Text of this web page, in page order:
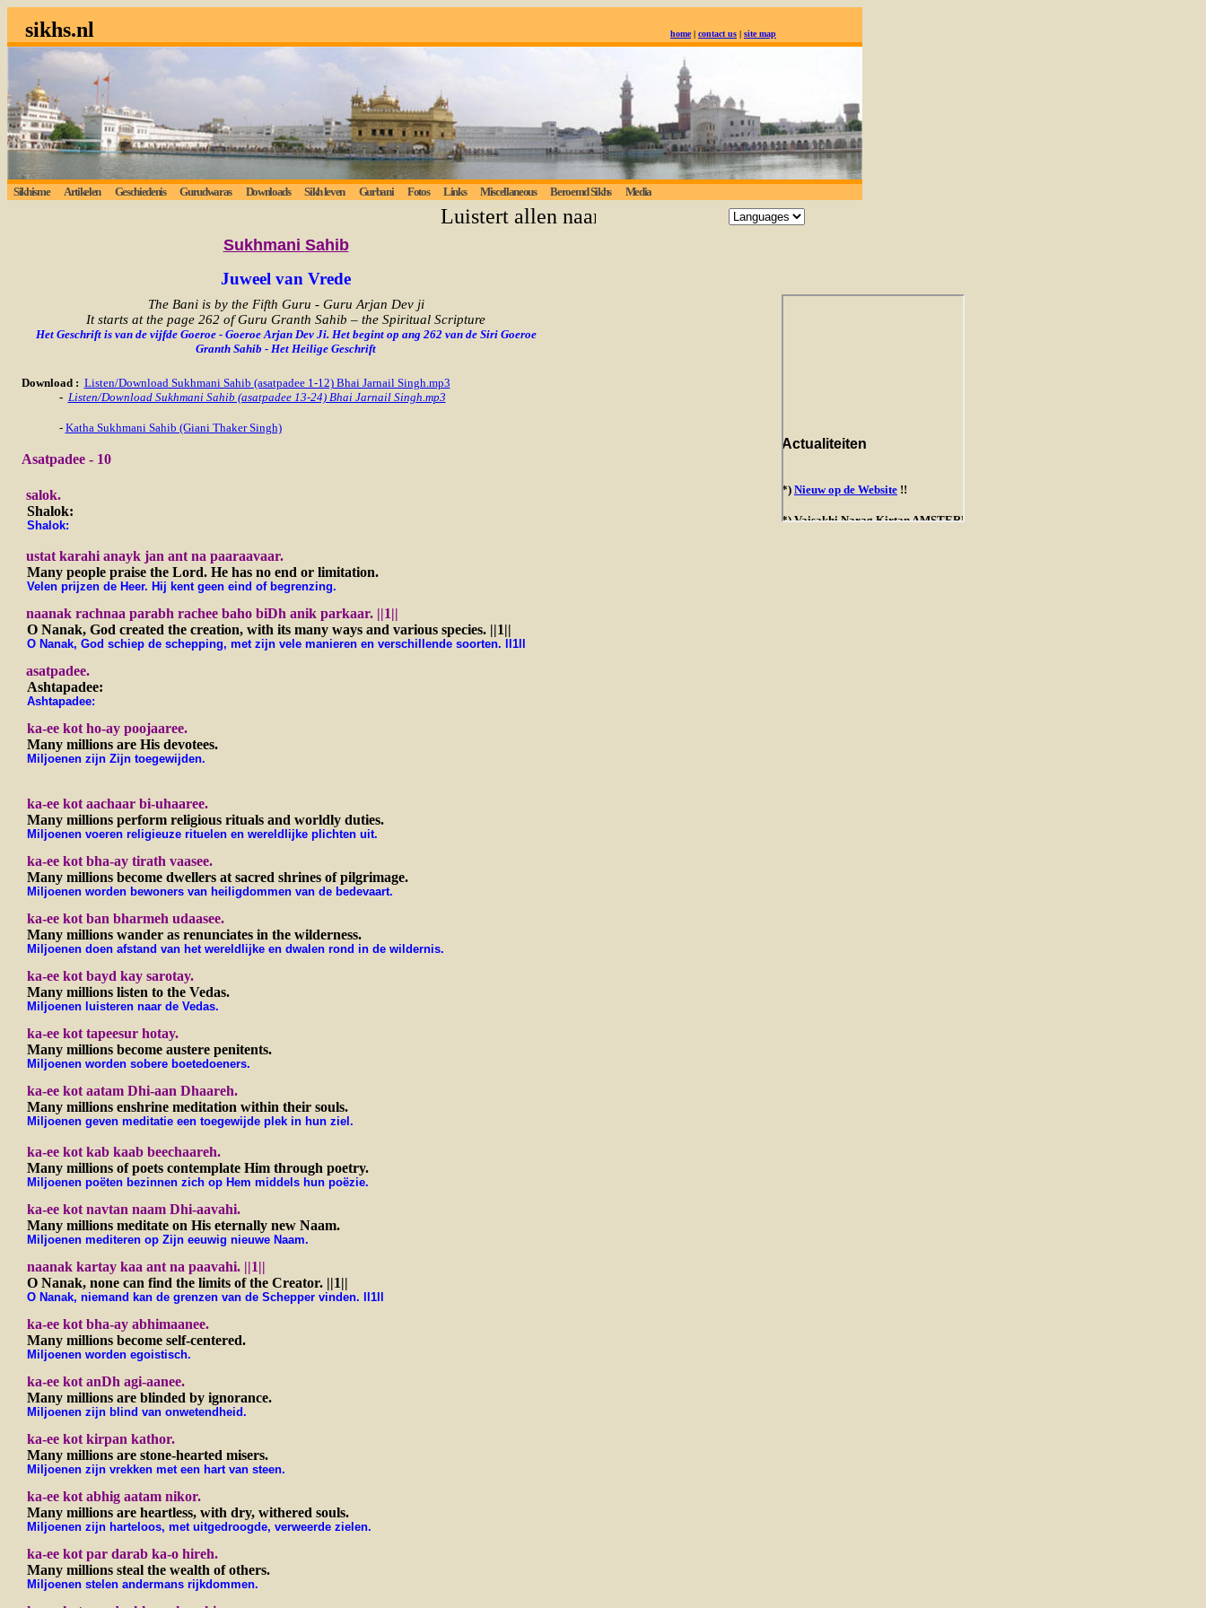
sikhs.nl home| contact us | site map
Sikhisme Artikelen Geschiedenis Gurudwaras Downloads Sikh leven Gurbani Fotos Links Miscellaneous Beroemd Sikhs Media
Luistert allen naar de eeuwige waarheid; degene die lief heeft zal God verkrijgen. -Guru
Sukhmani Sahib
Juweel van Vrede
The Bani is by the Fifth Guru - Guru Arjan Dev ji
It starts at the page 262 of Guru Granth Sahib – the Spiritual Scripture
Het Geschrift is van de vijfde Goeroe - Goeroe Arjan Dev Ji. Het begint op ang 262 van de Siri Goeroe
Granth Sahib - Het Heilige Geschrift
Download: Listen/Download Sukhmani Sahib (asatpadee 1-12) Bhai Jarnail Singh.mp3
- Listen/Download Sukhmani Sahib (asatpadee 13-24) Bhai Jarnail Singh.mp3
- Katha Sukhmani Sahib (Giani Thaker Singh)
Asatpadee - 10
salok.
Shalok:
Shalok:
ustat karahi anayk jan ant na paaraavaar.
Many people praise the Lord. He has no end or limitation.
Velen prijzen de Heer. Hij kent geen eind of begrenzing.
naanak rachnaa parabh rachee baho biDh anik parkaar. ||1||
O Nanak, God created the creation, with its many ways and various species. ||1||
O Nanak, God schiep de schepping, met zijn vele manieren en verschillende soorten. ll1ll
asatpadee.
Ashtapadee:
Ashtapadee:
ka-ee kot ho-ay poojaaree.
Many millions are His devotees.
Miljoenen zijn Zijn toegewijden.
ka-ee kot aachaar bi-uhaaree.
Many millions perform religious rituals and worldly duties.
Miljoenen voeren religieuze rituelen en wereldlijke plichten uit.
ka-ee kot bha-ay tirath vaasee.
Many millions become dwellers at sacred shrines of pilgrimage.
Miljoenen worden bewoners van heiligdommen van de bedevaart.
ka-ee kot ban bharmeh udaasee.
Many millions wander as renunciates in the wilderness.
Miljoenen doen afstand van het wereldlijke en dwalen rond in de wildernis.
ka-ee kot bayd kay sarotay.
Many millions listen to the Vedas.
Miljoenen luisteren naar de Vedas.
ka-ee kot tapeesur hotay.
Many millions become austere penitents.
Miljoenen worden sobere boetedoeners.
ka-ee kot aatam Dhi-aan Dhaareh.
Many millions enshrine meditation within their souls.
Miljoenen geven meditatie een toegewijde plek in hun ziel.
ka-ee kot kab kaab beechaareh.
Many millions of poets contemplate Him through poetry.
Miljoenen poëten bezinnen zich op Hem middels hun poëzie.
ka-ee kot navtan naam Dhi-aavahi.
Many millions meditate on His eternally new Naam.
Miljoenen mediteren op Zijn eeuwig nieuwe Naam.
naanak kartay kaa ant na paavahi. ||1||
O Nanak, none can find the limits of the Creator. ||1||
O Nanak, niemand kan de grenzen van de Schepper vinden. ll1ll
ka-ee kot bha-ay abhimaanee.
Many millions become self-centered.
Miljoenen worden egoistisch.
ka-ee kot anDh agi-aanee.
Many millions are blinded by ignorance.
Miljoenen zijn blind van onwetendheid.
ka-ee kot kirpan kathor.
Many millions are stone-hearted misers.
Miljoenen zijn vrekken met een hart van steen.
ka-ee kot abhig aatam nikor.
Many millions are heartless, with dry, withered souls.
Miljoenen zijn harteloos, met uitgedroogde, verweerde zielen.
ka-ee kot par darab ka-o hireh.
Many millions steal the wealth of others.
Miljoenen stelen andermans rijkdommen.